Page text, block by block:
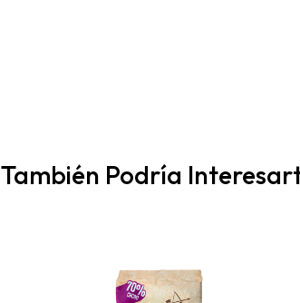
También Podría